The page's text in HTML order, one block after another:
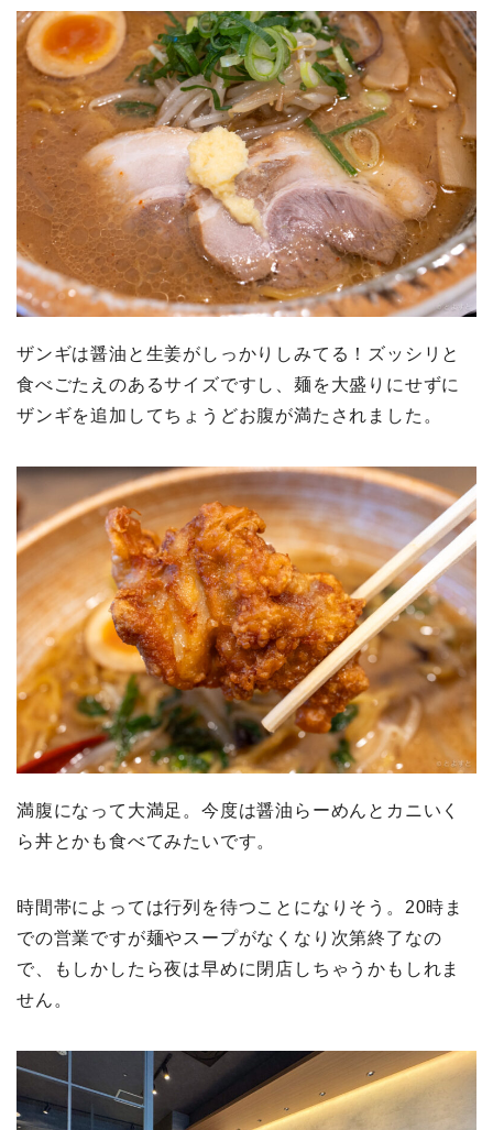
ザンギは醤油と生姜がしっかりしみてる！ズッシリと
食べごたえのあるサイズですし、麺を大盛りにせずに
ザンギを追加してちょうどお腹が満たされました。
満腹になって大満足。今度は醤油らーめんとカニいく
ら丼とかも食べてみたいです。
時間帯によっては行列を待つことになりそう。20時ま
での営業ですが麺やスープがなくなり次第終了なの
で、もしかしたら夜は早めに閉店しちゃうかもしれま
せん。